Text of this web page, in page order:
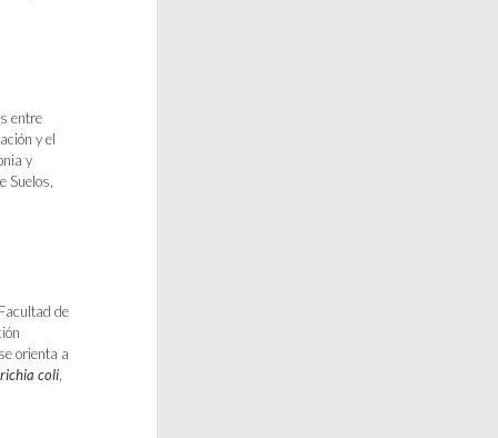
entre
y el
y
Suelos,
de
orienta a
coli